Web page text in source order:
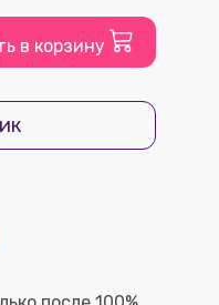
в корзину